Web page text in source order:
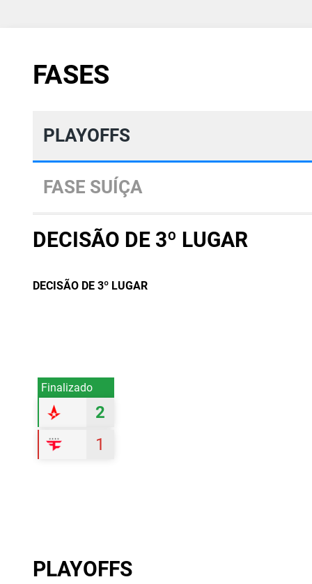
FASES
PLAYOFFS
FASE SUÍÇA
DECISÃO DE 3º LUGAR
DECISÃO DE 3º LUGAR
Finalizado
2
1
PLAYOFFS